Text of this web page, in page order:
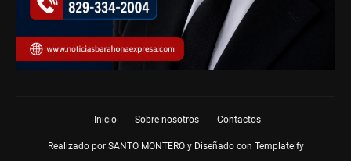
Inicio Sobre nosotros Contactos
Realizado por SANTO MONTERO y Diseñado con Templateify